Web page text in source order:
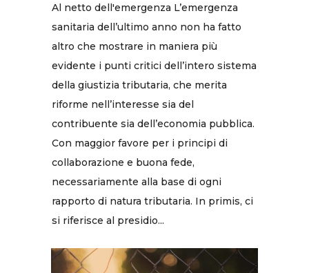
Al netto dell'emergenza L’emergenza
sanitaria dell’ultimo anno non ha fatto
altro che mostrare in maniera più
evidente i punti critici dell’intero sistema
della giustizia tributaria, che merita
riforme nell’interesse sia del
contribuente sia dell’economia pubblica.
Con maggior favore per i principi di
collaborazione e buona fede,
necessariamente alla base di ogni
rapporto di natura tributaria. In primis, ci
si riferisce al presidio...